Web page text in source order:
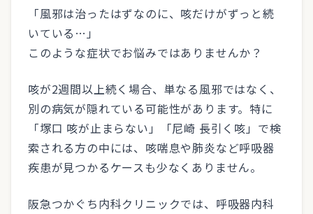
「風邪は治ったはずなのに、咳だけがずっと続
いている…」
このような症状でお悩みではありませんか？
咳が2週間以上続く場合、単なる風邪ではなく、
別の病気が隠れている可能性があります。特に
「塚口 咳が止まらない」「尼崎 長引く咳」で検
索される方の中には、咳喘息や肺炎など呼吸器
疾患が見つかるケースも少なくありません。
阪急つかぐち内科クリニックでは、呼吸器内科